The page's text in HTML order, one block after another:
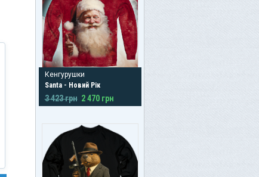
Кенгурушки
Santa - Новий Рік
3 423 грн 2 470 грн